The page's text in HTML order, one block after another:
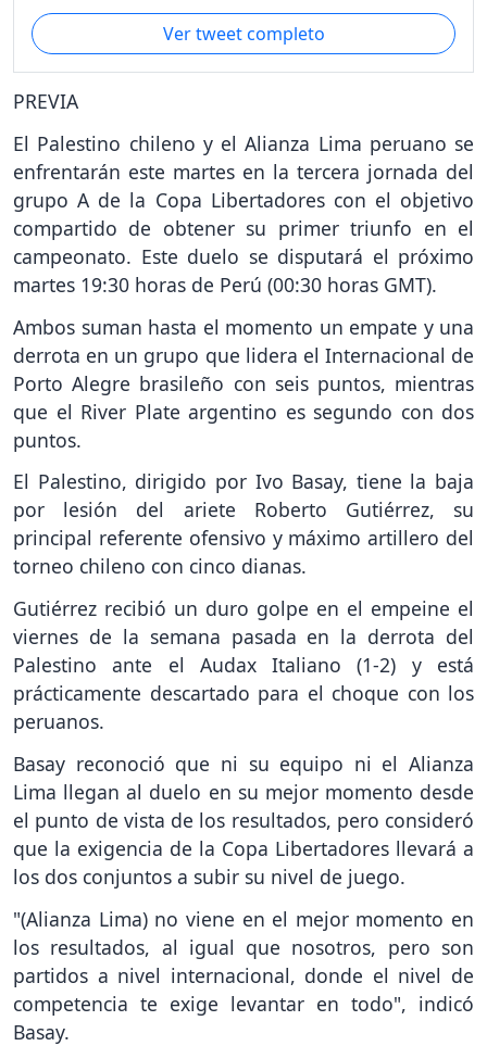
Ver tweet completo
PREVIA
El Palestino chileno y el Alianza Lima peruano se
enfrentarán este martes en la tercera jornada del
grupo A de la Copa Libertadores con el objetivo
compartido de obtener su primer triunfo en el
campeonato. Este duelo se disputará el próximo
martes 19:30 horas de Perú (00:30 horas GMT).
Ambos suman hasta el momento un empate y una
derrota en un grupo que lidera el Internacional de
Porto Alegre brasileño con seis puntos, mientras
que el River Plate argentino es segundo con dos
puntos.
El Palestino, dirigido por Ivo Basay, tiene la baja
por lesión del ariete Roberto Gutiérrez, su
principal referente ofensivo y máximo artillero del
torneo chileno con cinco dianas.
Gutiérrez recibió un duro golpe en el empeine el
viernes de la semana pasada en la derrota del
Palestino ante el Audax Italiano (1-2) y está
prácticamente descartado para el choque con los
peruanos.
Basay reconoció que ni su equipo ni el Alianza
Lima llegan al duelo en su mejor momento desde
el punto de vista de los resultados, pero consideró
que la exigencia de la Copa Libertadores llevará a
los dos conjuntos a subir su nivel de juego.
"(Alianza Lima) no viene en el mejor momento en
los resultados, al igual que nosotros, pero son
partidos a nivel internacional, donde el nivel de
competencia te exige levantar en todo", indicó
Basay.